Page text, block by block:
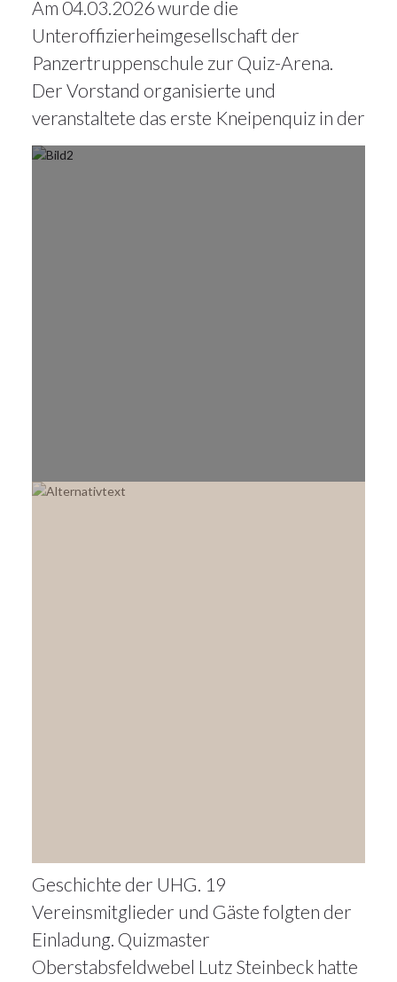
MÄRZ
2026
Am 04.03.2026 wurde die
Unteroffizierheimgesellschaft der
Panzertruppenschule zur Quiz-Arena.
Der Vorstand organisierte und
veranstaltete das erste Kneipenquiz in der
Geschichte der UHG. 19
Vereinsmitglieder und Gäste folgten der
Einladung. Quizmaster
Oberstabsfeldwebel Lutz Steinbeck hatte